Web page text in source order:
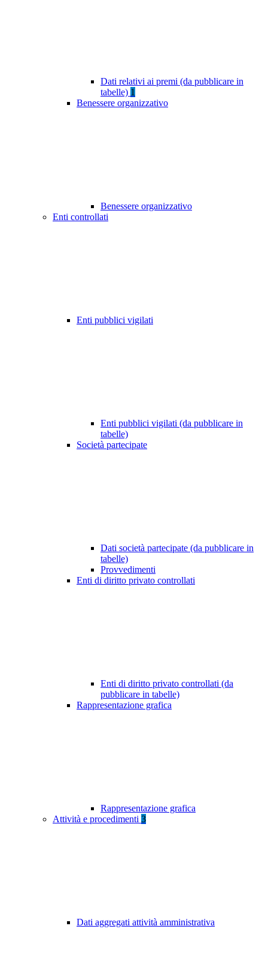
Dati relativi ai premi (da pubblicare in
tabelle) 1
Benessere organizzativo
Benessere organizzativo
Enti controllati
Enti pubblici vigilati
Enti pubblici vigilati (da pubblicare in
tabelle)
Società partecipate
Dati società partecipate (da pubblicare in
tabelle)
Provvedimenti
Enti di diritto privato controllati
Enti di diritto privato controllati (da
pubblicare in tabelle)
Rappresentazione grafica
Rappresentazione grafica
Attività e procedimenti 3
Dati aggregati attività amministrativa